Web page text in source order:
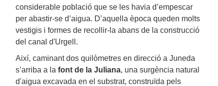
considerable població que se les havia d’empescar
per abastir-se d’aigua. D’aquella època queden molts
vestigis i formes de recollir-la abans de la construcció
del canal d'Urgell.
Així, caminant dos quilòmetres en direcció a Juneda
s’arriba a la font de la Juliana, una surgència natural
d'aigua excavada en el substrat, construïda pels